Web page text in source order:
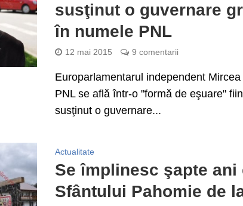
susţinut o guvernare
în numele PNL
12 mai 2015 9 comentarii
Europarlamentarul independent
PNL se află într-o "formă de eşuare"
susţinut o guvernare...
Actualitate
Se împlinesc şapte ani
Sfântului Pahomie de